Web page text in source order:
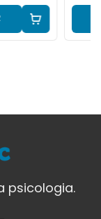
psicologia.